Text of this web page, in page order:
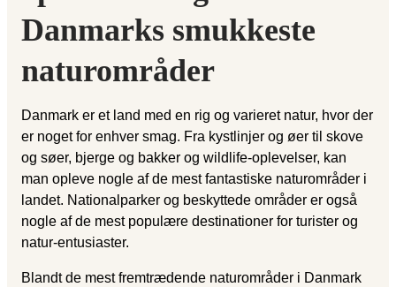
Danmarks smukkeste
naturområder
Danmark er et land med en rig og varieret natur, hvor der
er noget for enhver smag. Fra kystlinjer og øer til skove
og søer, bjerge og bakker og wildlife-oplevelser, kan
man opleve nogle af de mest fantastiske naturområder i
landet. Nationalparker og beskyttede områder er også
nogle af de mest populære destinationer for turister og
natur-entusiaster.
Blandt de mest fremtrædende naturområder i Danmark